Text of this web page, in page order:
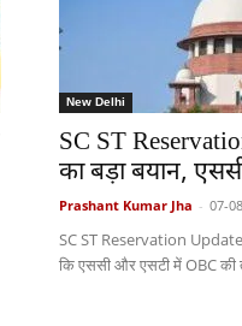
New Delhi
SC ST
का बड़ा बयान,
Prashant Kumar Jha - 07-
SC ST Reservation
कि एससी और एसटी में OBC की